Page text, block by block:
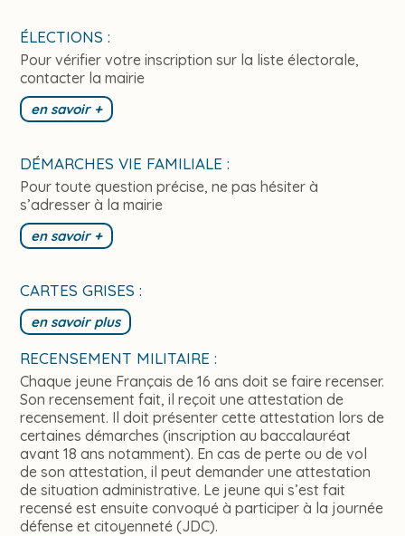
ÉLECTIONS :
Pour vérifier votre inscription sur la liste électorale,
contacter la mairie
en savoir +
DÉMARCHES VIE FAMILIALE :
Pour toute question précise, ne pas hésiter à
s’adresser à la mairie
en savoir +
CARTES GRISES :
en savoir plus
RECENSEMENT MILITAIRE :
Chaque jeune Français de 16 ans doit se faire recenser.
Son recensement fait, il reçoit une attestation de
recensement. Il doit présenter cette attestation lors de
certaines démarches (inscription au baccalauréat
avant 18 ans notamment). En cas de perte ou de vol
de son attestation, il peut demander une attestation
de situation administrative. Le jeune qui s’est fait
recensé est ensuite convoqué à participer à la journée
défense et citoyenneté (JDC).